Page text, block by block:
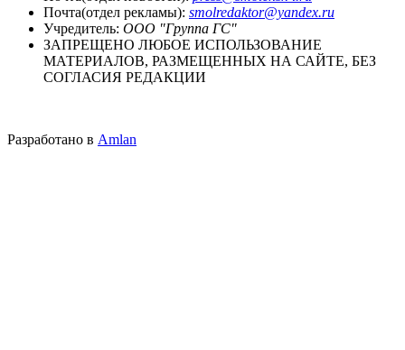
Почта(отдел рекламы): smolredaktor@yandex.ru
Учредитель: ООО "Группа ГС"
ЗАПРЕЩЕНО ЛЮБОЕ ИСПОЛЬЗОВАНИЕ
МАТЕРИАЛОВ, РАЗМЕЩЕННЫХ НА САЙТЕ, БЕЗ
СОГЛАСИЯ РЕДАКЦИИ
Разработано в Amlan